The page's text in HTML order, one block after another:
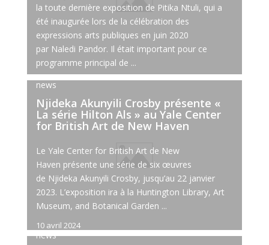
la toute dernière exposition de Pitika Ntuli, qui a
été inaugurée lors de la célébration des
expressions arts publiques en juin 2020
par Naledi Pandor. Il était important pour ce
programme principal de ...
10 avril 2024
news
Njideka Akunyili Crosby présente «
La série Hilton Als » au Yale Center
for British Art de New Haven
Le Yale Center for British Art de New
Haven présente une série de six œuvres
de Njideka Akunyili Crosby, jusqu’au 22 janvier
2023. L’exposition ira à la Huntington Library, Art
Museum, and Botanical Garden ...
10 avril 2024
news